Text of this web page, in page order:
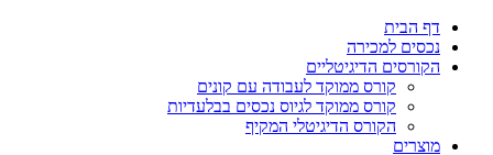
דף הבית
נכסים למכירה
הקורסים הדיגיטליים
קורס ממוקד לעבודה עם קונים
קורס ממוקד לגיוס נכסים בבלעדיות
הקורס הדיגיטלי המקיף
מוצרים